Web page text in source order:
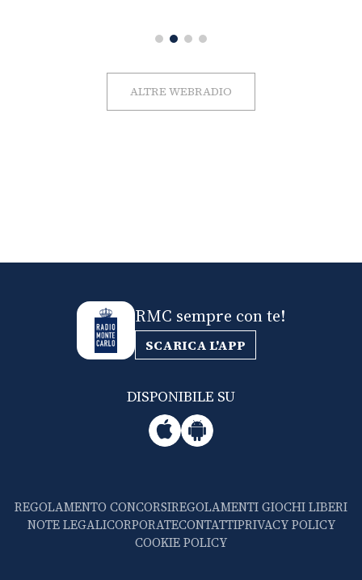
ALTRE WEBRADIO
RMC sempre con te!
SCARICA L'APP
DISPONIBILE SU
REGOLAMENTO CONCORSIREGOLAMENTI GIOCHI LIBERI
NOTE LEGALICORPORATECONTATTIPRIVACY POLICY
COOKIE POLICY